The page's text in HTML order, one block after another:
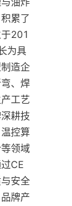
累了
201
为具
造企
、焊
工艺
耕技
控算
领域
CE
安全
牌产